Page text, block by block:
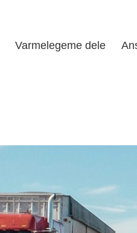
Varmelegeme dele